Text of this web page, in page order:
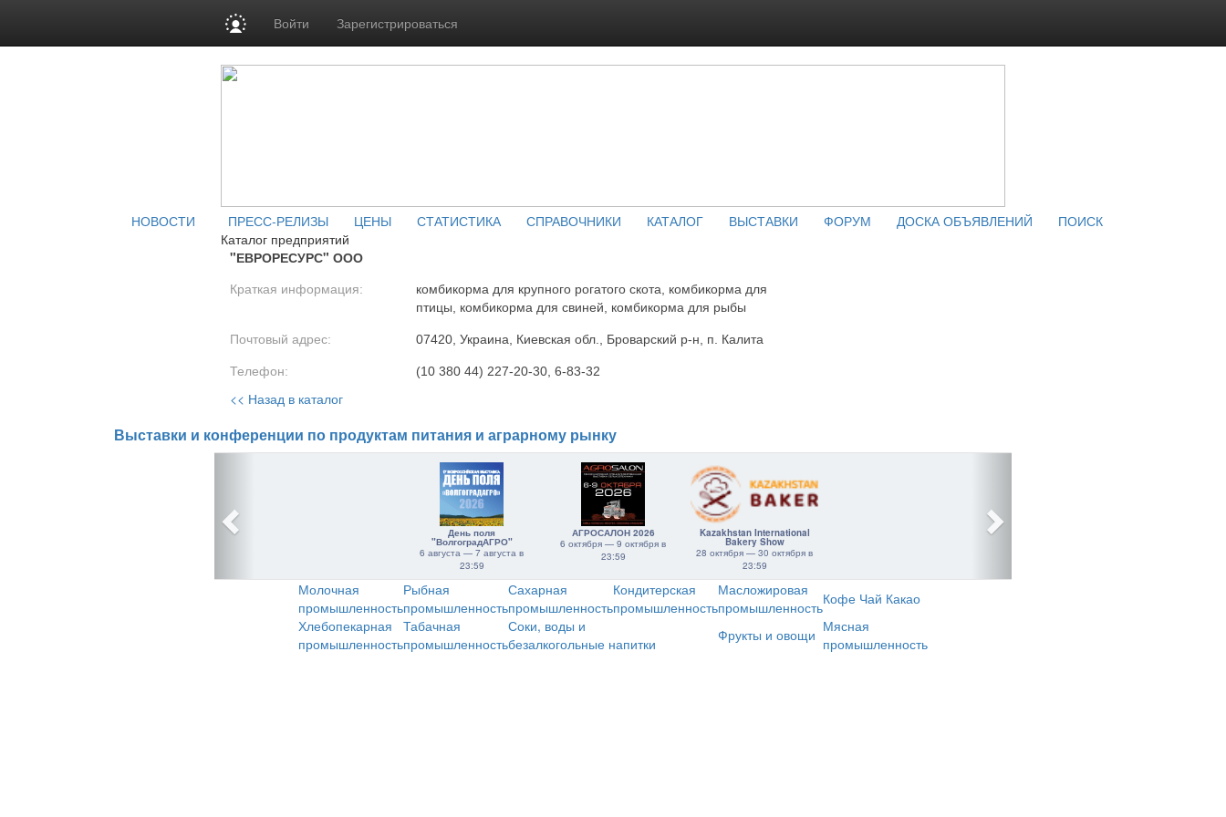
Войти Зарегистрироваться
НОВОСТИ ПРЕСС-РЕЛИЗЫ ЦЕНЫ СТАТИСТИКА СПРАВОЧНИКИ КАТАЛОГ ВЫСТАВКИ ФОРУМ ДОСКА ОБЪЯВЛЕНИЙ
ПОИСК
Каталог предприятий
"ЕВРОРЕСУРС" ООО
Краткая информация:
комбикорма для крупного рогатого скота, комбикорма для
птицы, комбикорма для свиней, комбикорма для рыбы
Почтовый адрес: 07420, Украина, Киевская обл., Броварский р-н, п. Калита
Телефон: (10 380 44) 227-20-30, 6-83-32
<< Назад в каталог
Выставки и конференции по продуктам питания и аграрному рынку
День поля
"ВолгоградАГРО"
6 августа — 7 августа в
23:59
АГРОСАЛОН 2026
6 октября — 9 октября в
23:59
Kazakhstan International
Bakery Show
28 октября — 30 октября в
23:59
Молочная
промышленность
Рыбная
промышленность
Сахарная
промышленность
Кондитерская
промышленность
Масложировая
промышленностьКофе Чай Какао
Хлебопекарная
промышленность
Табачная
промышленность
Соки, воды и
безалкогольные напитки
Фрукты и овощи Мясная
промышленность